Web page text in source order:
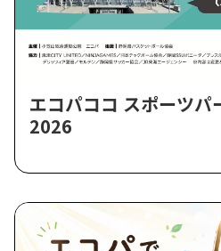
エコパココ スポーツパ
2026